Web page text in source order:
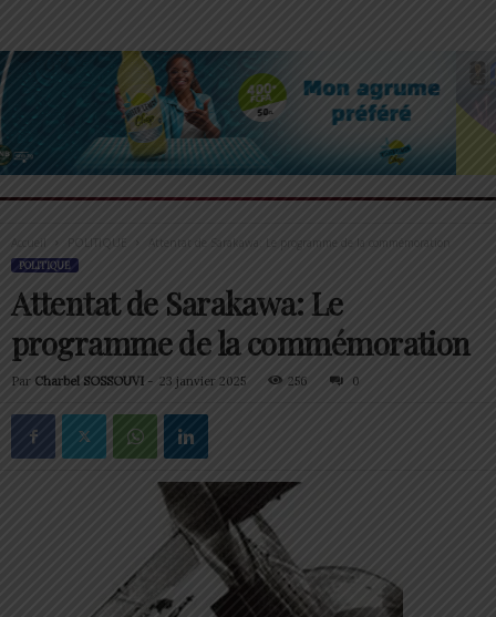
Accueil POLITIQUE Attentat de Sarakawa: Le programme de la commémoration
POLITIQUE
Attentat de Sarakawa: Le
programme de la commémoration
Par Charbel SOSSOUVI - 23 janvier 2025 256 0